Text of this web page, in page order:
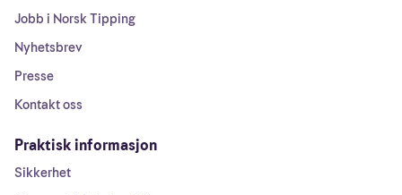
Jobb i Norsk Tipping
Nyhetsbrev
Presse
Kontakt oss
Praktisk informasjon
Sikkerhet